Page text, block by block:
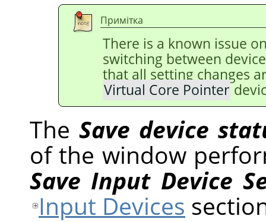
Примітка
There is a known issue
switching between
that all setting changes
Virtual Core Pointer
TheSave device
of the window
Save Input Device
Input Devices